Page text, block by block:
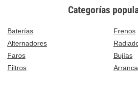
Categorías
Baterías
Frenos
Alternadores
Faros
Bujías
Filtros